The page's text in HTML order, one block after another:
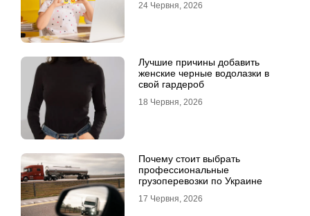
24 Червня, 2026
Лучшие причины добавить
женские черные водолазки в
свой гардероб
18 Червня, 2026
Почему стоит выбрать
профессиональные
грузоперевозки по Украине
17 Червня, 2026